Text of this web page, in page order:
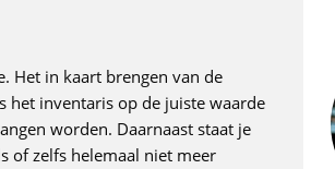
Het in kaart brengen van de
het inventaris op de juiste waarde
worden. Daarnaast staat je
of zelfs helemaal niet meer